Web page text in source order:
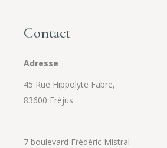
Contact
Adresse
45 Rue Hippolyte Fabre,
83600 Fréjus
7 boulevard Frédéric Mistral